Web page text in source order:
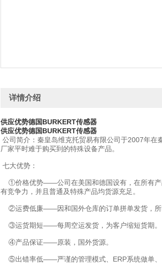
详情介绍
供应优势德国BURKERT传感器
供应优势德国BURKERT传感器
公司简介：秦皇岛维克托贸易有限公司于2007年
厂家平时难于购买到的特殊设备产品。
七大优势：
①价格优势——公司在美国和德国设有，在所有产
有竞争力，并且普通及特殊产品均货源充足。
②运费低廉——因和国外仓库的订单拼单发货，所
③运货期短——每周空运发货，为客户缩短货期。
④产品保证——原装，国外货源。
⑤出错率低——严谨的管理模式、ERP系统做单、